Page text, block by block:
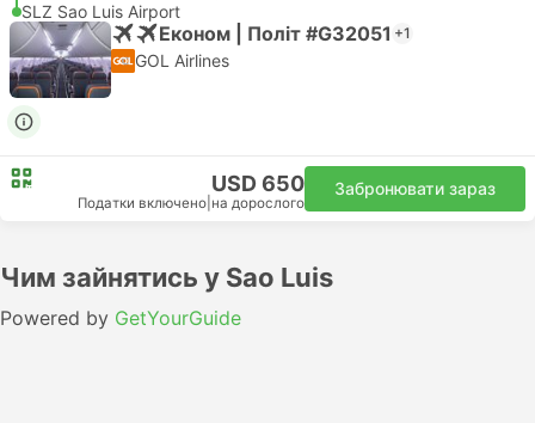
SLZ Sao Luis Airport
Економ | Політ #G32051 +1
GOL Airlines
USD 650
Податки включено на дорослого
Забронювати зараз
Чим зайнятись у Sao Luis
Powered by GetYourGuide